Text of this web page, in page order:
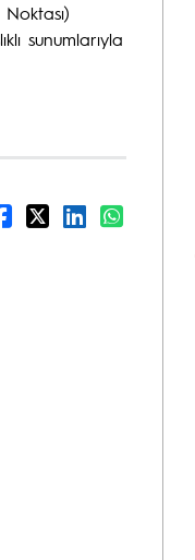
sunumlarıyla